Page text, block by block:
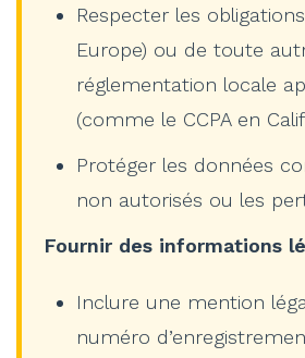
Respecter les
Europe) ou de toute
réglementation locale
(comme le CCPA en
Protéger les données
non autorisés ou les
Fournir des informations
Inclure une mention
numéro